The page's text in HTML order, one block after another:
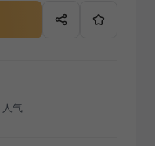
人气